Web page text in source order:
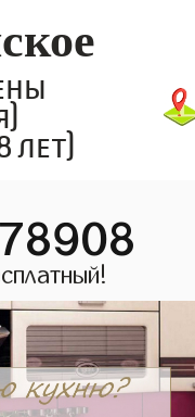
лет)